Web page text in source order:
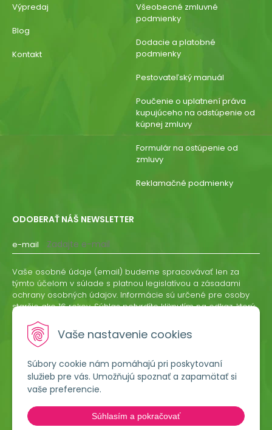
Vaše nastavenie cookies
Súbory cookie nám pomáhajú pri poskytovaní
služieb pre vás. Umožňujú spoznať a zapamätať si
vaše preferencie.
Súhlasím a pokračovať
Lumigreen, s.r.o.
Výpredaj
Blog
Kontakt
Všeobecné zmluvné
podmienky
Dodacie a platobné
podmienky
Pestovateľský manuál
Poučenie o uplatnení práva
kupujúceho na odstúpenie od
kúpnej zmluvy
Formulár na ostúpenie od
zmluvy
Reklamačné podmienky
ODOBERAŤ NÁŠ NEWSLETTER
e-mail
ODOBERAŤ
Vaše osobné údaje (email) budeme spracovávať len za
týmto účelom v súlade s platnou legislatívou a zásadami
ochrany osobných údajov. Informácie sú určené pre osoby
staršie ako 16 rokov. Súhlas potvrdíte kliknutím na odkaz, ktorý
odvolať písomne, emailom alebo kliknutím na odkaz z
ktoréhokoľvek informačného emailu.